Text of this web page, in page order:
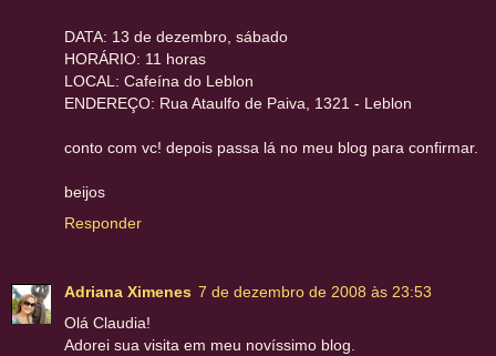
DATA: 13 de dezembro, sábado
HORÁRIO: 11 horas
LOCAL: Cafeína do Leblon
ENDEREÇO: Rua Ataulfo de Paiva, 1321 - Leblon
conto com vc! depois passa lá no meu blog para confirmar.
beijos
Responder
Adriana Ximenes 7 de dezembro de 2008 às 23:53
Olá Claudia!
Adorei sua visita em meu novíssimo blog.